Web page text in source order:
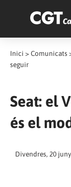
Inici > Comunicats
seguir
Seat: el
és el
Divendres, 20